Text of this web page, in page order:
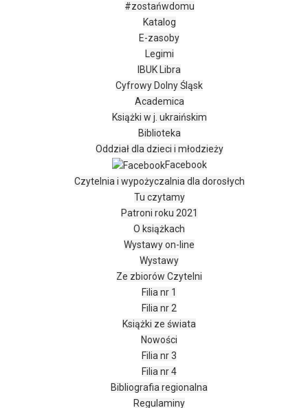
#zostańwdomu
Katalog
E-zasoby
Legimi
IBUK Libra
Cyfrowy Dolny Śląsk
Academica
Książki w j. ukraińskim
Biblioteka
Oddział dla dzieci i młodzieży
Facebook
Czytelnia i wypożyczalnia dla dorosłych
Tu czytamy
Patroni roku 2021
O książkach
Wystawy on-line
Wystawy
Ze zbiorów Czytelni
Filia nr 1
Filia nr 2
Książki ze świata
Nowości
Filia nr 3
Filia nr 4
Bibliografia regionalna
Regulaminy